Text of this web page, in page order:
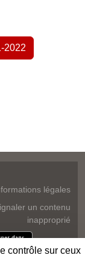
2022
légales
un contenu
inapproprié
contrôle sur ceux